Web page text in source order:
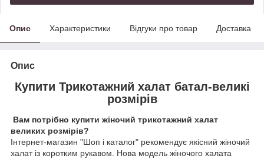
Опис Характеристики Відгуки про товар Доставка
Опис
Купити Трикотажний халат батал-великі
розмірів
Вам потрібно купити жіночий трикотажний халат
великих розмірів?
Інтернет-магазин "Шоп і каталог" рекомендує якісний жіночий
халат із коротким рукавом. Нова модель жіночого халата